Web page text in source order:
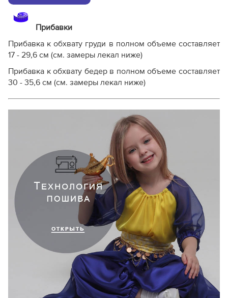
Прибавки
Прибавка к обхвату груди в полном объеме составляет
17 - 29,6 см (см. замеры лекал ниже)
Прибавка к обхвату бедер в полном объеме составляет
30 - 35,6 см (см. замеры лекал ниже)